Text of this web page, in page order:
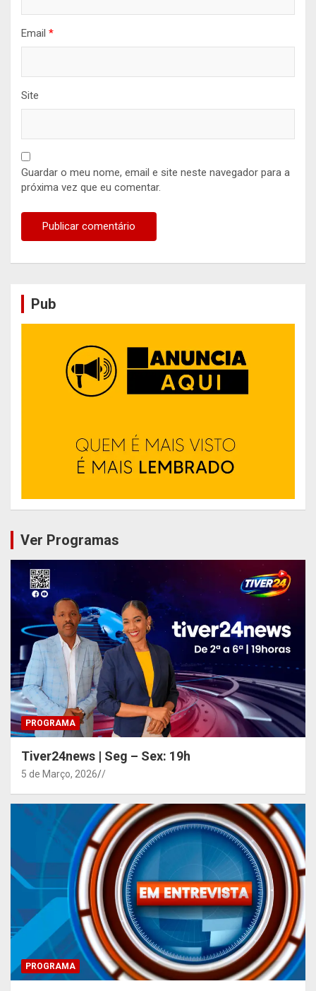
Email *
Site
Guardar o meu nome, email e site neste navegador para a
próxima vez que eu comentar.
Pub
Ver Programas
PROGRAMA
Tiver24news | Seg – Sex: 19h
5 de Março, 2026 /
PROGRAMA